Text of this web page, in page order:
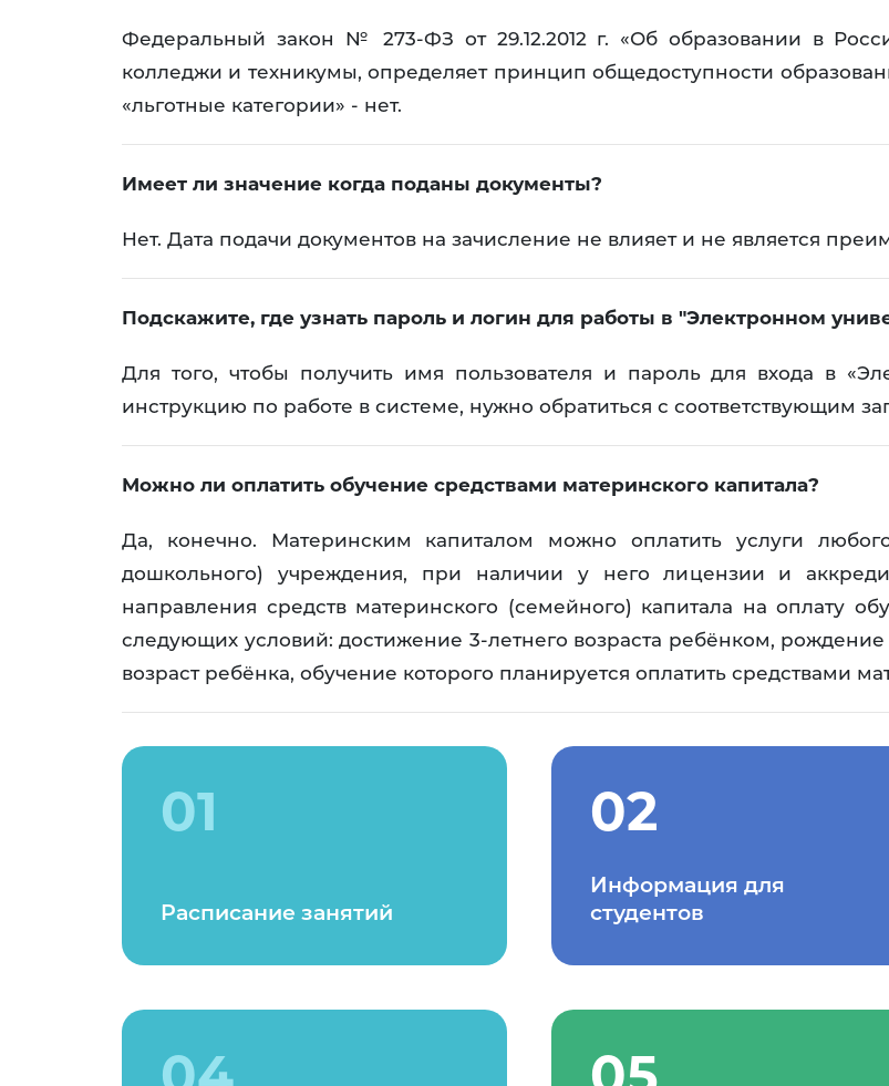
Федеральный закон № 273-ФЗ от 29.12.2012 г. «Об образовании в
колледжи и техникумы, определяет принцип общедоступности
«льготные категории» - нет.
Имеет ли значение когда поданы документы?
Нет. Дата подачи документов на зачисление не влияет и не является
Подскажите, где узнать пароль и логин для работы в "Электронном
Для того, чтобы получить имя пользователя и пароль для входа в
инструкцию по работе в системе, нужно обратиться с соответствующим
Можно ли оплатить обучение средствами материнского капитала?
Да, конечно. Материнским капиталом можно оплатить услуги
дошкольного) учреждения, при наличии у него лицензии и
направления средств материнского (семейного) капитала на оплату
следующих условий: достижение 3-летнего возраста ребёнком,
возраст ребёнка, обучение которого планируется оплатить средствами
01
Расписание занятий
02
Информация для
студентов